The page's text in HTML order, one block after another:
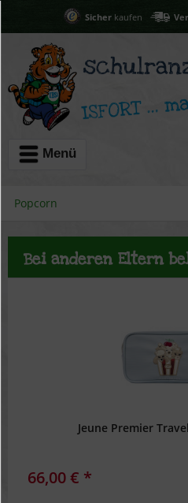
Sicherkaufen
Menü
Popcorn
Bei anderen Eltern
Jeune Premier
66,00 € *